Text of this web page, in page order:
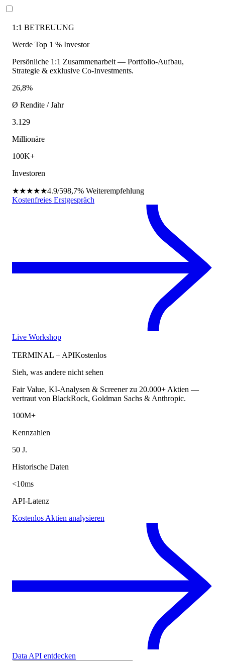
1:1 BETREUUNG
Werde Top 1 % Investor
Persönliche 1:1 Zusammenarbeit — Portfolio-Aufbau,
Strategie & exklusive Co-Investments.
26,8%
Ø Rendite / Jahr
3.129
Millionäre
100K+
Investoren
★★★★★4.9/598,7% Weiterempfehlung
Kostenfreies Erstgespräch
Live Workshop
TERMINAL + APIKostenlos
Sieh, was andere nicht sehen
Fair Value, KI-Analysen & Screener zu 20.000+ Aktien —
vertraut von BlackRock, Goldman Sachs & Anthropic.
100M+
Kennzahlen
50 J.
Historische Daten
<10ms
API-Latenz
Kostenlos Aktien analysieren
Data API entdecken